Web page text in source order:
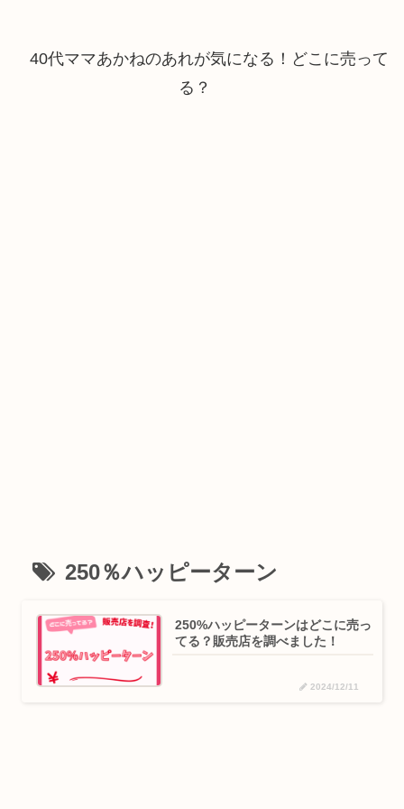
40代ママあかねのあれが気になる！どこに売って
る？
250％ハッピーターン
250%ハッピーターンはどこに売っ
てる？販売店を調べました！
2024/12/11